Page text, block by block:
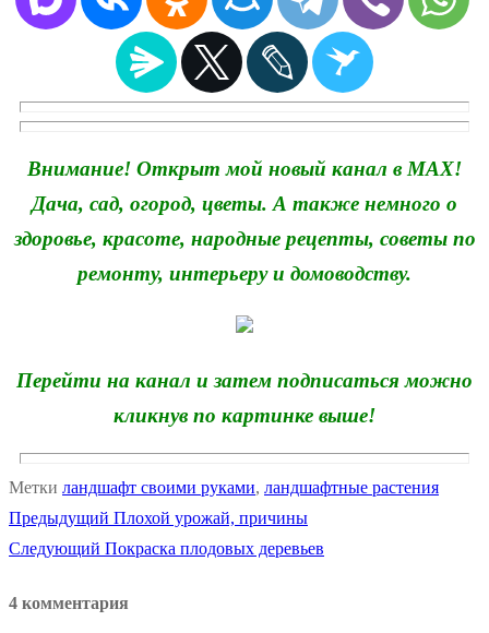
Внимание! Открыт мой новый канал в MAX!
Дача, сад, огород, цветы. А также немного о
здоровье, красоте, народные рецепты, советы по
ремонту, интерьеру и домоводству.
Перейти на канал и затем подписаться можно
кликнув по картинке выше!
Метки ландшафт своими руками, ландшафтные растения
Навигация
записям
Предыдущий Предыдущая
запись:
Плохой урожай, причины
Следующий Следующая
Покраска плодовых деревьев
4 комментария